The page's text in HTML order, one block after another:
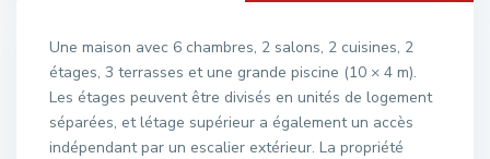
Une maison avec 6 chambres, 2 salons, 2 cuisines, 2
étages, 3 terrasses et une grande piscine (10 × 4 m).
Les étages peuvent être divisés en unités de logement
séparées, et létage supérieur a également un accès
indépendant par un escalier extérieur. La propriété